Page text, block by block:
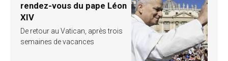
rendez-vous du pape Léon
XIV
De retour au Vatican, après trois
semaines de vacances